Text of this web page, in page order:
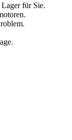
für Sie.